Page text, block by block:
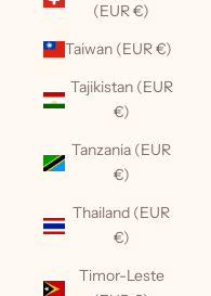
(EUR €)
Taiwan (EUR €)
Tajikistan (EUR
€)
Tanzania (EUR
€)
Thailand (EUR
€)
Timor-Leste